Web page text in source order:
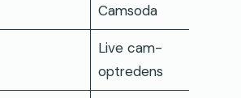
Camsoda
Live cam-
optredens